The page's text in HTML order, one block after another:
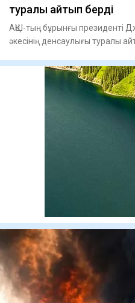
туралы айтып берді
АҚШ-тың бұрынғы президенті
әкесінің денсаулығы туралы